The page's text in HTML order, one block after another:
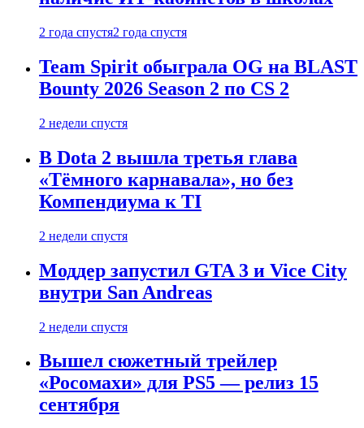
2 года спустя2 года спустя
Team Spirit обыграла OG на BLAST
Bounty 2026 Season 2 по CS 2
2 недели спустя
В Dota 2 вышла третья глава
«Тёмного карнавала», но без
Компендиума к TI
2 недели спустя
Моддер запустил GTA 3 и Vice City
внутри San Andreas
2 недели спустя
Вышел сюжетный трейлер
«Росомахи» для PS5 — релиз 15
сентября